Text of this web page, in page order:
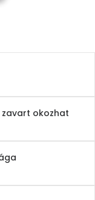
zavart okozhat